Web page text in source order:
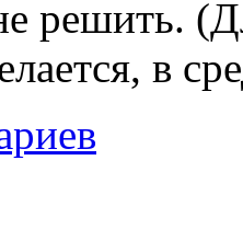
решить.
в